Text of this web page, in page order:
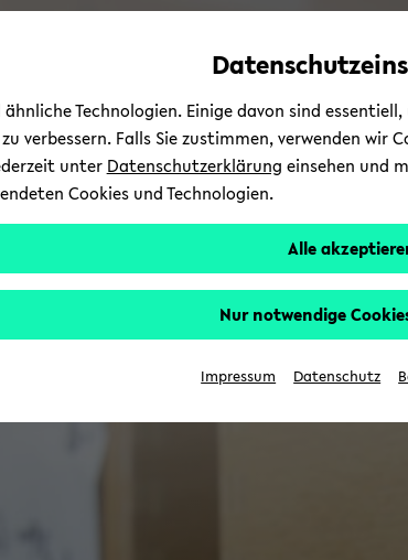
vermeiden
zum
wechseln
zum
wechseln
zum
wechseln
ähnliche Technologien. Einige davon sind
verbessern. Falls Sie zustimmen, verwenden
unter Datenschutzerklärung einsehen und
Cookies und Technologien.
Alle
Nur notwendige
Impressum Datenschutz